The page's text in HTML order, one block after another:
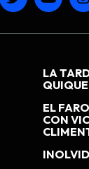
LA
EL
CON